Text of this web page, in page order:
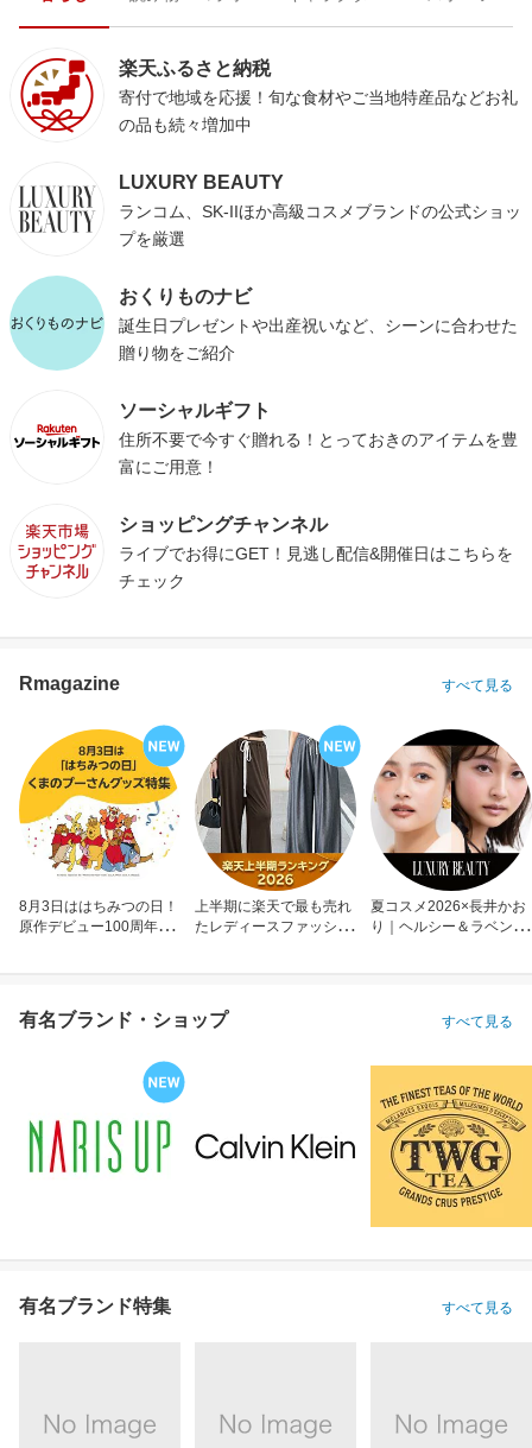
楽天ふるさと納税
寄付で地域を応援！旬な食材やご当地特産品などお礼
の品も続々増加中
LUXURY BEAUTY
ランコム、SK-IIほか高級コスメブランドの公式ショッ
プを厳選
おくりものナビ
誕生日プレゼントや出産祝いなど、シーンに合わせた
贈り物をご紹介
ソーシャルギフト
住所不要で今すぐ贈れる！とっておきのアイテムを豊
富にご用意！
ショッピングチャンネル
ライブでお得にGET！見逃し配信&開催日はこちらを
チェック
Rmagazine すべて見る
8月3日ははちみつの日！
原作デビュー100周年も
上半期に楽天で最も売れ
たレディースファッショ
夏コスメ2026×長井かお
り｜ヘルシー＆ラベンダ
有名ブランド・ショップ すべて見る
有名ブランド特集 すべて見る